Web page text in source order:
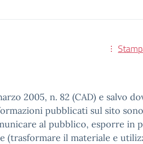
2005, n. 82 (CAD) e salvo
pubblicati sul sito
al pubblico, esporre in
(trasformare il materiale e